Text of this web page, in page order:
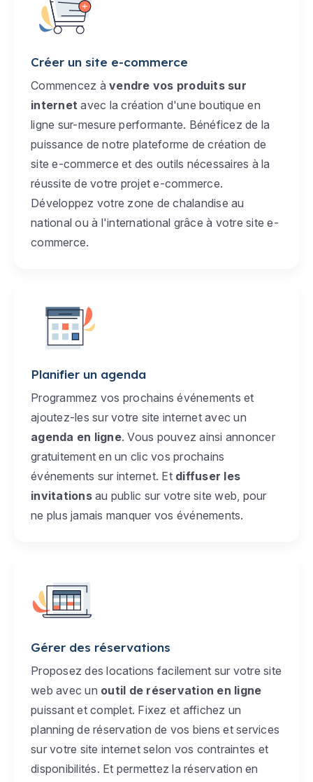
Créer un site e-commerce
Commencez à vendre vos produits sur
internet avec la création d'une boutique en
ligne sur-mesure performante. Bénéficez de la
puissance de notre plateforme de création de
site e-commerce et des outils nécessaires à la
réussite de votre projet e-commerce.
Développez votre zone de chalandise au
national ou à l'international grâce à votre site e-
commerce.
Planifier un agenda
Programmez vos prochains événements et
ajoutez-les sur votre site internet avec un
agenda en ligne. Vous pouvez ainsi annoncer
gratuitement en un clic vos prochains
événements sur internet. Et diffuser les
invitationsau public sur votre site web, pour
ne plus jamais manquer vos événements.
Gérer des réservations
Proposez des locations facilement sur votre site
web avec un outil de réservation en ligne
puissant et complet. Fixez et affichez un
planning de réservation de vos biens et services
sur votre site internet selon vos contraintes et
disponibilités. Et permettez la réservation en